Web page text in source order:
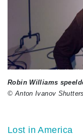
Robin Williams
© Anton Ivanov
Lost in America